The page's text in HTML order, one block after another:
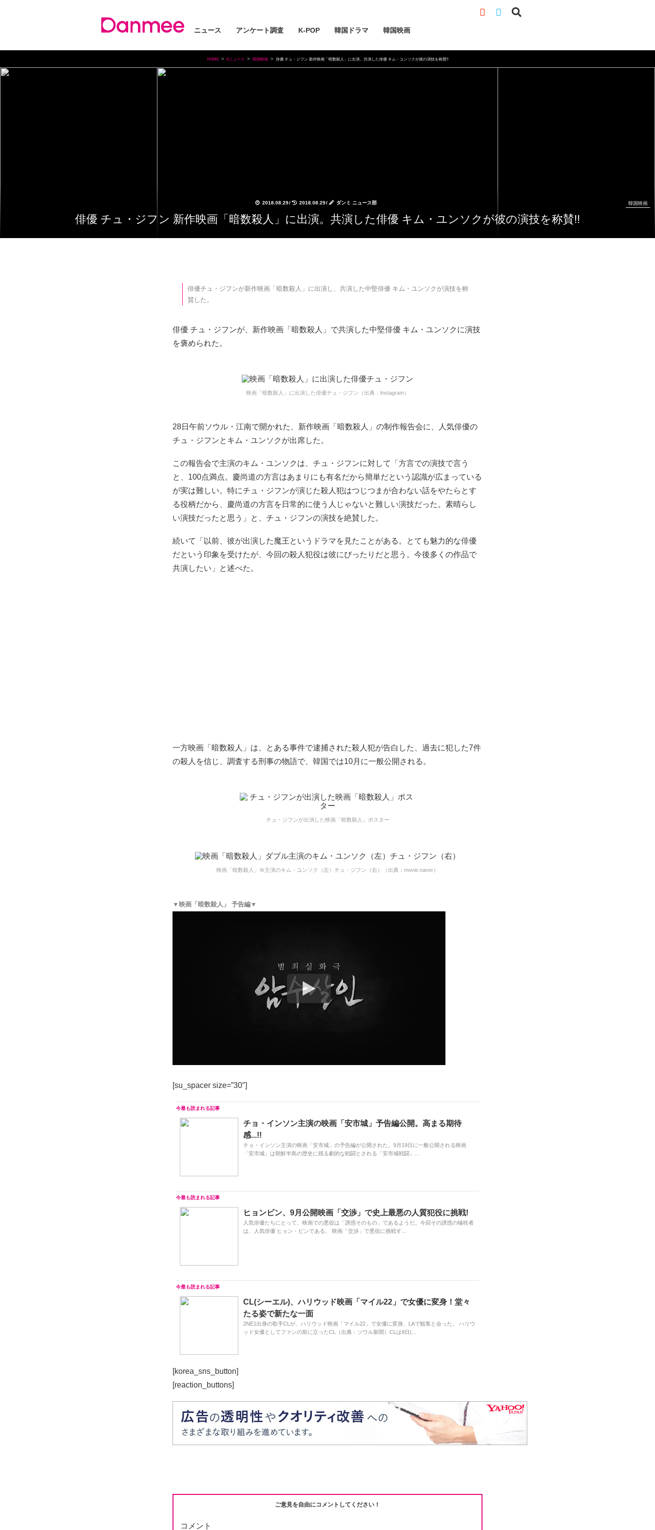
ニュース アンケート調査 K-POP 韓国ドラマ 韓国映画
HOME Kニュース 韓国映画 俳優 チュ・ジフン 新作映画「暗数殺人」に出演。共演した俳優 キム・ユンソクが彼の演技を称賛!!
2018.08.29/ 2018.08.29/ ダンミ ニュース部 韓国映画
俳優 チュ・ジフン 新作映画「暗数殺人」に出演。共演した俳優 キム・ユンソクが彼の演技を称賛!!
俳優チュ・ジフンが新作映画「暗数殺人」に出演し、共演した中堅俳優 キム・ユンソクが演技を称
賛した。
俳優 チュ・ジフンが、新作映画「暗数殺人」で共演した中堅俳優 キム・ユンソクに演技
を褒められた。
映画「暗数殺人」に出演した俳優チュ・ジフン（出典：Instagram）
28日午前ソウル・江南で開かれた、新作映画「暗数殺人」の制作報告会に、人気俳優の
チュ・ジフンとキム・ユンソクが出席した。
この報告会で主演のキム・ユンソクは、チュ・ジフンに対して「方言での演技で言う
と、100点満点。慶尚道の方言はあまりにも有名だから簡単だという認識が広まっている
が実は難しい。特にチュ・ジフンが演じた殺人犯はつじつまが合わない話をやたらとす
る役柄だから、慶尚道の方言を日常的に使う人じゃないと難しい演技だった。素晴らし
い演技だったと思う」と、チュ・ジフンの演技を絶賛した。
続いて「以前、彼が出演した魔王というドラマを見たことがある。とても魅力的な俳優
だという印象を受けたが、今回の殺人犯役は彼にびったりだと思う。今後多くの作品で
共演したい」と述べた。
一方映画「暗数殺人」は、とある事件で逮捕された殺人犯が告白した、過去に犯した7件
の殺人を信じ、調査する刑事の物語で、韓国では10月に一般公開される。
チュ・ジフンが出演した映画「暗数殺人」ポスター
映画「暗数殺人」Ｗ主演のキム・ユンソク（左）チュ・ジフン（右）（出典：movie.naver）
▼映画「暗数殺人」 予告編▼
[su_spacer size=”30″]
チョ・インソン主演の映画「安市城」予告編公開。高まる期待
感...!!
チョ・インソン主演の映画「安市城」の予告編が公開された。9月19日に一般公開される映画
「安市城」は朝鮮半島の歴史に残る劇的な戦闘とされる「安市城戦闘」...
ヒョンビン、9月公開映画「交渉」で史上最悪の人質犯役に挑戦!
人気俳優たちにとって、映画での悪役は「誘惑そのもの」であるようだ。今回その誘惑の犠牲者
は、人気俳優 ヒョン・ビンである。 映画「交渉」で悪役に挑戦す...
CL(シーエル)、ハリウッド映画「マイル22」で女優に変身！堂々
たる姿で新たな一面
2NE1出身の歌手CLが、ハリウッド映画「マイル22」で女優に変身。LAで観客と会った。 ハリウ
ッド女優としてファンの前に立ったCL（出典：ソウル新聞）CLは9日(...
[korea_sns_button]
[reaction_buttons]
ご意見を自由にコメントしてください！